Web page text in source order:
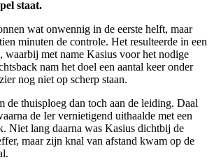
staat.
wat onwennig in de eerste helft, maar
minuten de controle. Het resulteerde in een
waarbij met name Kasius voor het nodige
nam het doel een aantal keer onder
nog niet op scherp staan.
de thuisploeg dan toch aan de leiding. Daal
de Ier vernietigend uithaalde met een
Niet lang daarna was Kasius dichtbij de
maar zijn knal van afstand kwam op de